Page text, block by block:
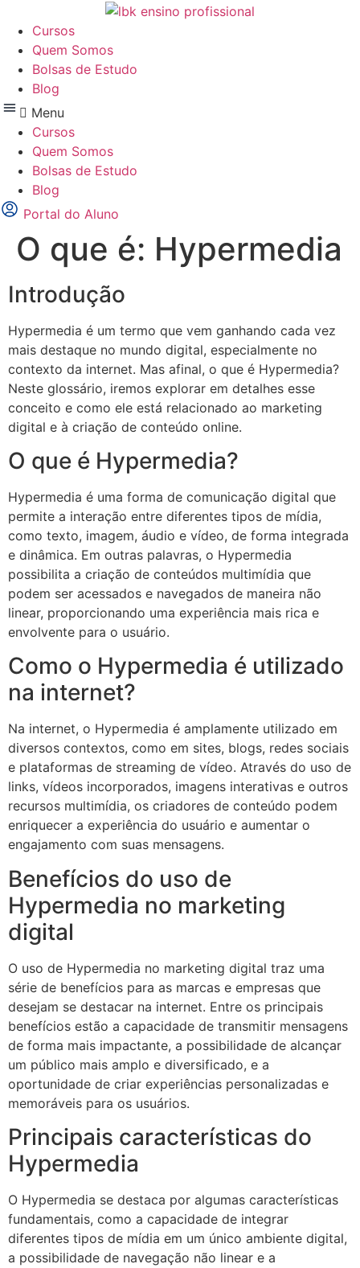
para
conteúdo
Cursos
Quem Somos
Bolsas de Estudo
Blog
Menu
Cursos
Quem Somos
Bolsas de Estudo
Blog
Portal do Aluno
O que é: Hypermedia
Introdução
Hypermedia é um termo que vem ganhando cada vez
mais destaque no mundo digital, especialmente no
contexto da internet. Mas afinal, o que é Hypermedia?
Neste glossário, iremos explorar em detalhes esse
conceito e como ele está relacionado ao marketing
digital e à criação de conteúdo online.
O que é Hypermedia?
Hypermedia é uma forma de comunicação digital que
permite a interação entre diferentes tipos de mídia,
como texto, imagem, áudio e vídeo, de forma integrada
e dinâmica. Em outras palavras, o Hypermedia
possibilita a criação de conteúdos multimídia que
podem ser acessados e navegados de maneira não
linear, proporcionando uma experiência mais rica e
envolvente para o usuário.
Como o Hypermedia é utilizado
na internet?
Na internet, o Hypermedia é amplamente utilizado em
diversos contextos, como em sites, blogs, redes sociais
e plataformas de streaming de vídeo. Através do uso de
links, vídeos incorporados, imagens interativas e outros
recursos multimídia, os criadores de conteúdo podem
enriquecer a experiência do usuário e aumentar o
engajamento com suas mensagens.
Benefícios do uso de
Hypermedia no marketing
digital
O uso de Hypermedia no marketing digital traz uma
série de benefícios para as marcas e empresas que
desejam se destacar na internet. Entre os principais
benefícios estão a capacidade de transmitir mensagens
de forma mais impactante, a possibilidade de alcançar
um público mais amplo e diversificado, e a
oportunidade de criar experiências personalizadas e
memoráveis para os usuários.
Principais características do
Hypermedia
O Hypermedia se destaca por algumas características
fundamentais, como a capacidade de integrar
diferentes tipos de mídia em um único ambiente digital,
a possibilidade de navegação não linear e a